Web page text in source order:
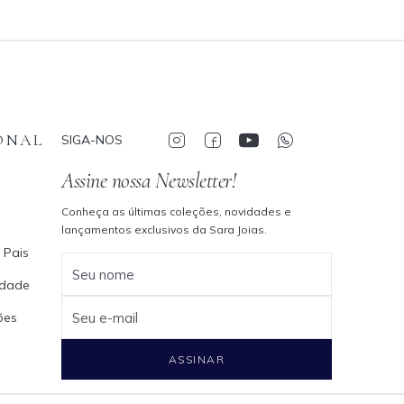
Assine nossa Newsletter!
Conheça as últimas coleções, novidades e
lançamentos exclusivos da Sara Joias.
Seu nome
Seu e-mail
ASSINAR
SIGA-NOS